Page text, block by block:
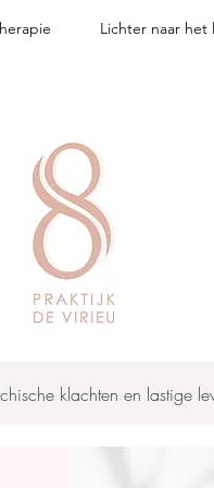
Lichter naar het
klachten en lastige